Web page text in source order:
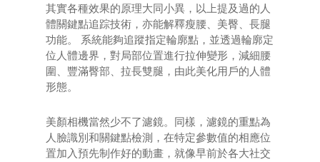
其實各種效果的原理大同小異，以上提及過的人
體關鍵點追踪技術，亦能解釋瘦腰、美臀、長腿
功能。 系統能夠追蹤指定輪廓點，並透過輪廓定
位人體邊界，對局部位置進行拉伸變形，減細腰
圍、豐滿臀部、拉長雙腿，由此美化用戶的人體
形態。
美顏相機當然少不了濾鏡。同樣，濾鏡的重點為
人臉識別和關鍵點檢測，在特定參數值的相應位
置加入預先制作好的動畫，就像早前於各大社交